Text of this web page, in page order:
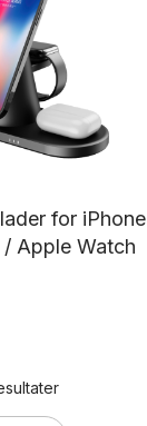
flere
varianter.
Alternativene
kan
velges
på
for iPhone
Apple Watch